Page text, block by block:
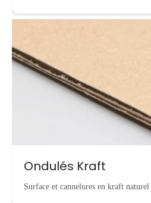
Ondulés Kraft
Surface et cannelures en kraft